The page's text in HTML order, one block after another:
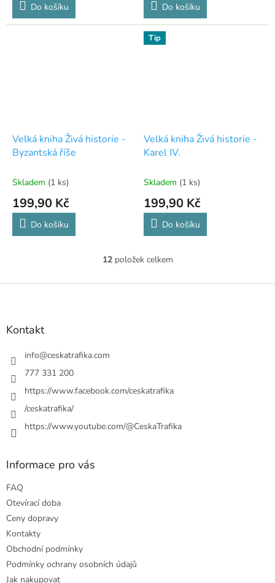
Do košíku Do košíku
Velká kniha Živá historie -
Byzantská říše
Skladem (1 ks)
199,90 Kč
Do košíku
Tip
Velká kniha Živá historie -
Karel IV.
Skladem (1 ks)
199,90 Kč
Do košíku
O
l
k
ý
12položek celkem
Z
Kontakt
info@ceskatrafika.com
777 331 200
https://www.facebook.com/ceskatrafika
/ceskatrafika/
https://www.youtube.com/@CeskaTrafika
Informace pro vás
FAQ
Otevírací doba
Ceny dopravy
Kontakty
Obchodní podmínky
Podmínky ochrany osobních údajů
Jak nakupovat